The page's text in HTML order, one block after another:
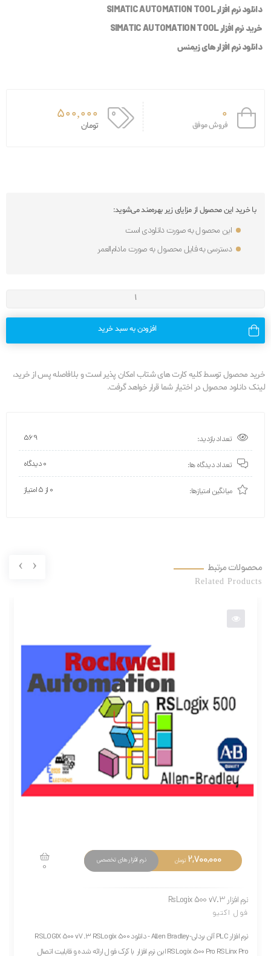
دانلود نرم افزار SIMATIC AUTOMATION TOOL
خرید نرم افزار SIMATIC AUTOMATION TOOL
دانلود نرم افزار های زیمنس
0
فروش موفق
500,000
تومان
با خرید این محصول از مزایای زیر بهره‌مند می‌شوید:
این محصول به صورت دانلودی است
دسترسی به فایل محصول به صورت مادام‌العمر
افزودن به سبد خرید
خرید محصول توسط کلیه کارت های شتاب امکان پذیر است و بلافاصله پس از خرید،
لینک دانلود محصول در اختیار شما قرار خواهد گرفت.
تعداد بازدید: 569
تعداد دیدگاه ها: 0 دیدگاه
میانگین امتیازها: 0 از ۵ امتیاز
محصولات مرتبط
Related Products
2,700,000 تومان نرم افزار های تخصصی
0
نرم افزار RsLogix 500 v7.3
فول اکتیو
نرم افزار PLC آلن بردلی-Allen Bradley - دانلود RSLOGIX 500 v7.3 RSLogix 500
RSLogix 500 Pro RSLinx Pro این نرم افزار با کرک فول ارائه شده و قابلیت اتصال
‹
›